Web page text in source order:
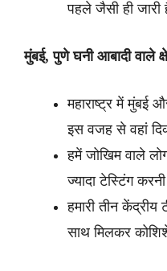
पहले जैसी ही जारी
मुंबई, पुणे घनी आबादी वाले
महाराष्ट्र में मुंबई
इस वजह से वहां
हमें जोखिम वाले
ज्यादा टेस्टिंग करनी
हमारी तीन
साथ मिलकर